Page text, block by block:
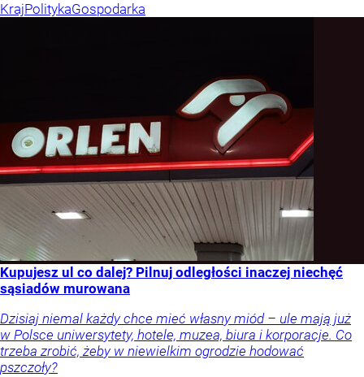
KrajPolitykaGospodarka
Kupujesz ul co dalej? Pilnuj odległości inaczej niechęć
sąsiadów murowana
Dzisiaj niemal każdy chce mieć własny miód – ule mają już
w Polsce uniwersytety, hotele, muzea, biura i korporacje. Co
trzeba zrobić, żeby w niewielkim ogrodzie hodować
pszczoły?